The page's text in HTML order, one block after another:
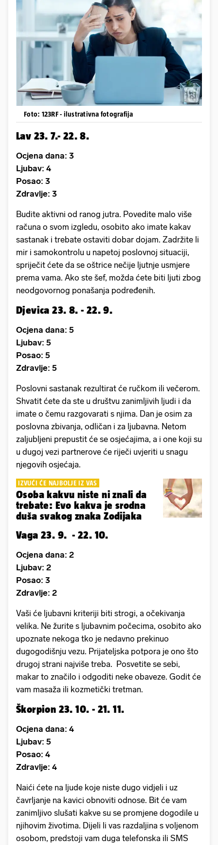
Foto: 123RF - ilustrativna fotografija
Lav 23. 7.- 22. 8.
Ocjena dana: 3
Ljubav: 4
Posao: 3
Zdravlje: 3
Budite aktivni od ranog jutra. Povedite malo više
računa o svom izgledu, osobito ako imate kakav
sastanak i trebate ostaviti dobar dojam. Zadržite li
mir i samokontrolu u napetoj poslovnoj situaciji,
spriječit ćete da se oštrice nečije ljutnje usmjere
prema vama. Ako ste šef, možda ćete biti ljuti zbog
neodgovornog ponašanja podređenih.
Djevica 23. 8. - 22. 9.
Ocjena dana: 5
Ljubav: 5
Posao: 5
Zdravlje: 5
Poslovni sastanak rezultirat će ručkom ili večerom.
Shvatit ćete da ste u društvu zanimljivih ljudi i da
imate o čemu razgovarati s njima. Dan je osim za
poslovna zbivanja, odličan i za ljubavna. Netom
zaljubljeni prepustit će se osjećajima, a i one koji su
u dugoj vezi partnerove će riječi uvjeriti u snagu
njegovih osjećaja.
IZVUĆI ĆE NAJBOLJE IZ VAS
Osoba kakvu niste ni znali da
trebate: Evo kakva je srodna
duša svakog znaka Zodijaka
Vaga 23. 9. - 22. 10.
Ocjena dana: 2
Ljubav: 2
Posao: 3
Zdravlje: 2
Vaši će ljubavni kriteriji biti strogi, a očekivanja
velika. Ne žurite s ljubavnim počecima, osobito ako
upoznate nekoga tko je nedavno prekinuo
dugogodišnju vezu. Prijateljska potpora je ono što
drugoj strani najviše treba. Posvetite se sebi,
makar to značilo i odgoditi neke obaveze. Godit će
vam masaža ili kozmetički tretman.
Škorpion 23. 10. - 21. 11.
Ocjena dana: 4
Ljubav: 5
Posao: 4
Zdravlje: 4
Naići ćete na ljude koje niste dugo vidjeli i uz
čavrljanje na kavici obnoviti odnose. Bit će vam
zanimljivo slušati kakve su se promjene dogodile u
njihovim životima. Dijeli li vas razdaljina s voljenom
osobom, predstoji vam duga telefonska ili SMS